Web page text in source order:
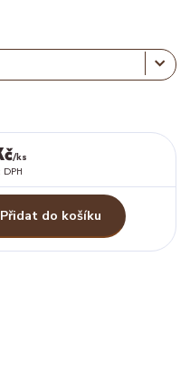
/ks
DPH
Přidat do košíku